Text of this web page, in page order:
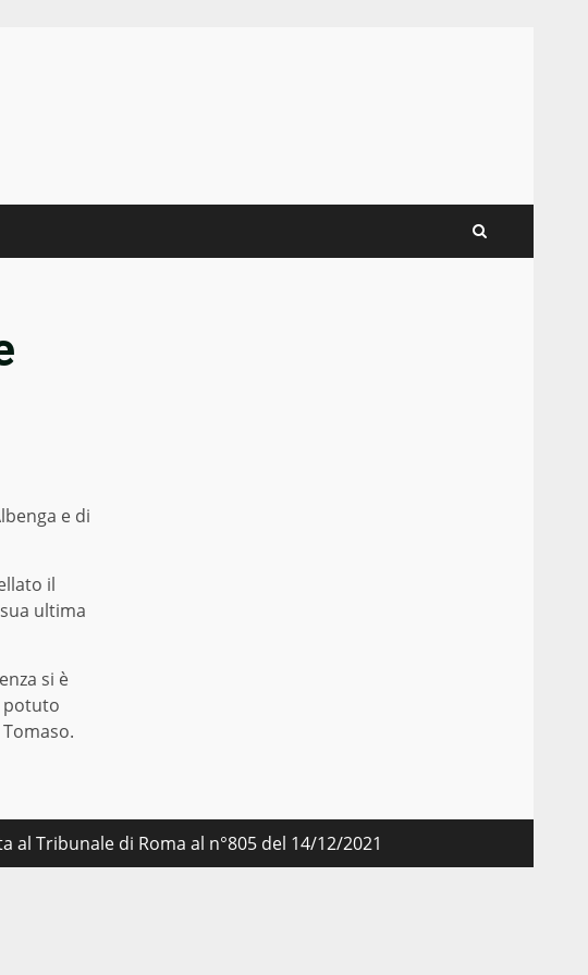
e di
il
ultima
si è
potuto
Tribunale di Roma al n°805 del 14/12/2021